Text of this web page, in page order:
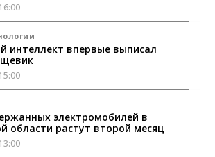
интеллект впервые выписал
электромобилей в
области растут второй месяц